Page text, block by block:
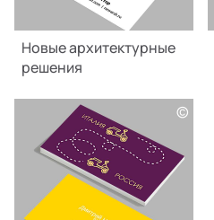
Новые архитектурные
решения
©